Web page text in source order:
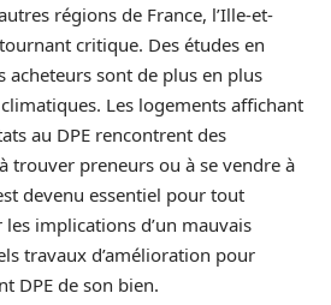
régions de France, l’Ille-et-
critique. Des études en
acheteurs sont de plus en plus
Les logements affichant
au DPE rencontrent des
trouver preneurs ou à se vendre à
devenu essentiel pour tout
implications d’un mauvais
travaux d’amélioration pour
DPE de son bien.